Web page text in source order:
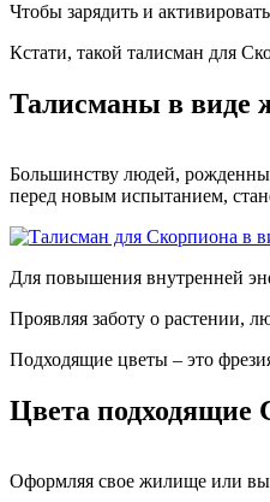
Чтобы зарядить и
Кстати, такой талисман для
Талисманы в виде
Большинству людей,
перед новым испытанием,
Для повышения внутренней
Проявляя заботу о растении,
Подходящие цветы – это
Цвета подходящие
Оформляя свое жилище или